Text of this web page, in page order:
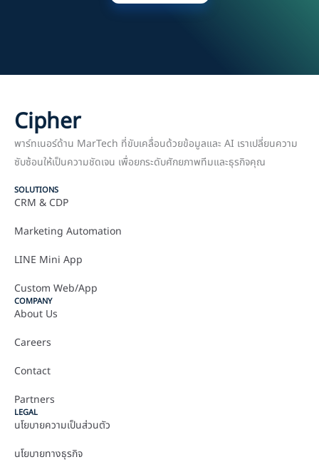
Cipher
พาร์ทเนอร์ด้าน MarTech ที่ขับเคลื่อนด้วยข้อมูลและ AI เราเปลี่ยนความ
ซับซ้อนให้เป็นความชัดเจน เพื่อยกระดับศักยภาพทีมและธุรกิจคุณ
SOLUTIONS
CRM & CDP
Marketing Automation
LINE Mini App
Custom Web/App
COMPANY
About Us
Careers
Contact
Partners
LEGAL
นโยบายความเป็นส่วนตัว
นโยบายทางธุรกิจ